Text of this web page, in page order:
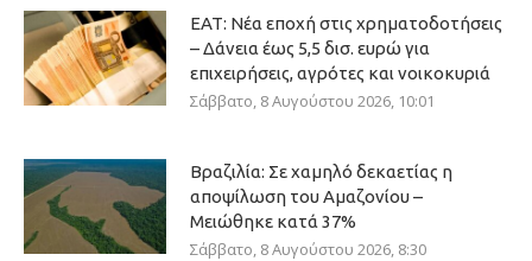
ΕΑΤ: Νέα εποχή στις χρηματοδοτήσεις
– Δάνεια έως 5,5 δισ. ευρώ για
επιχειρήσεις, αγρότες και νοικοκυριά
Σάββατο, 8 Αυγούστου 2026, 10:01
Βραζιλία: Σε χαμηλό δεκαετίας η
αποψίλωση του Αμαζονίου –
Μειώθηκε κατά 37%
Σάββατο, 8 Αυγούστου 2026, 8:30